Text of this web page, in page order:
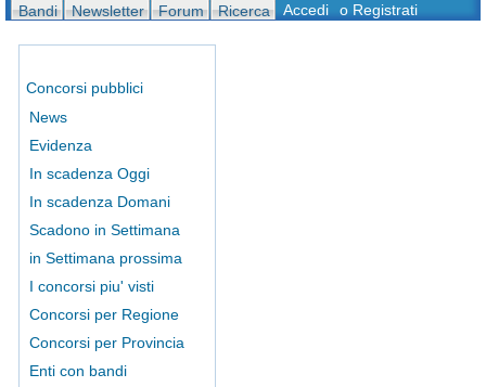
Bandi Newsletter Forum Ricerca Accedi o Registrati
Concorsi pubblici
News
Evidenza
In scadenza Oggi
In scadenza Domani
Scadono in Settimana
in Settimana prossima
I concorsi piu' visti
Concorsi per Regione
Concorsi per Provincia
Enti con bandi